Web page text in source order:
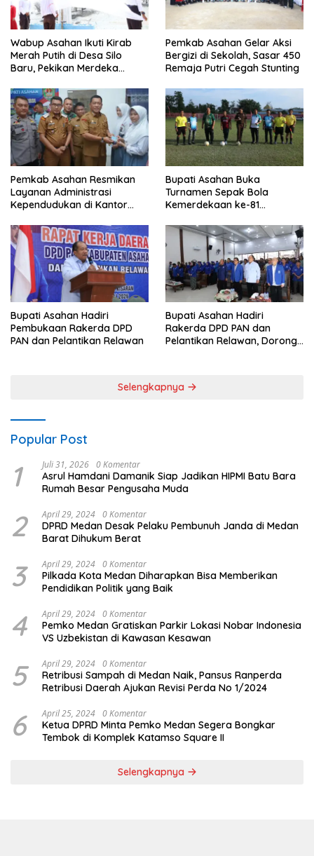
Wabup Asahan Ikuti Kirab
Merah Putih di Desa Silo
Baru, Pekikan Merdeka
Pemkab Asahan Gelar Aksi
Bergizi di Sekolah, Sasar 450
Remaja Putri Cegah Stunting
Pemkab Asahan Resmikan
Layanan Administrasi
Kependudukan di Kantor
Bupati Asahan Buka
Turnamen Sepak Bola
Kemerdekaan ke-81
0208/Asahan
Bupati Asahan Hadiri
Pembukaan Rakerda DPD
PAN dan Pelantikan Relawan
Bupati Asahan Hadiri
Rakerda DPD PAN dan
Pelantikan Relawan, Dorong
Selengkapnya
Popular Post
1 Juli 31, 2026 0 Komentar
Asrul Hamdani Damanik Siap Jadikan HIPMI Batu Bara
Rumah Besar Pengusaha Muda
2 April 29, 2024 0 Komentar
DPRD Medan Desak Pelaku Pembunuh Janda di Medan
Barat Dihukum Berat
3 April 29, 2024 0 Komentar
Pilkada Kota Medan Diharapkan Bisa Memberikan
Pendidikan Politik yang Baik
4 April 29, 2024 0 Komentar
Pemko Medan Gratiskan Parkir Lokasi Nobar Indonesia
VS Uzbekistan di Kawasan Kesawan
5 April 29, 2024 0 Komentar
Retribusi Sampah di Medan Naik, Pansus Ranperda
Retribusi Daerah Ajukan Revisi Perda No 1/2024
6 April 25, 2024 0 Komentar
Ketua DPRD Minta Pemko Medan Segera Bongkar
Tembok di Komplek Katamso Square II
Selengkapnya